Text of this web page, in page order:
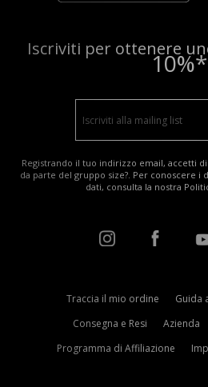
Iscriviti per ottenere10%*
Registrando il tuo indirizzo email, accetti
da parte del gruppo size?. Per conoscere
dati, consulta la nostra
Traccia il mio ordine Guida
Consegna e Resi
Azienda
Programma di Affiliazione